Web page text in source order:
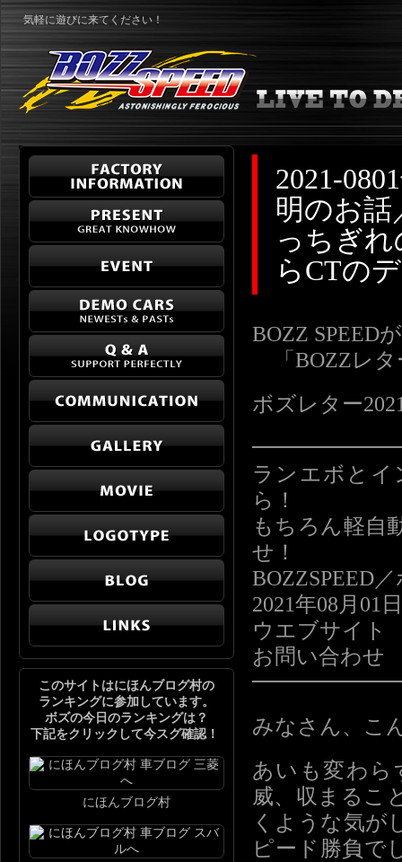
気軽に遊びに来てください！
2021-
明のお
っちぎ
らCTの
BOZZ SPEED
「BOZZレタ
ボズレター
ランエボとイ
ら！
もちろん軽自
せ！
BOZZSPEED
2021年08月01
ウエブサイ
お問い合わ
みなさん、こ
あいも変わ
威、収まるこ
くような気が
ピード勝負で
このサイトはにほんブログ村の
ランキングに参加しています。
ボズの今日のランキングは？
下記をクリックして今スグ確認！
にほんブログ村